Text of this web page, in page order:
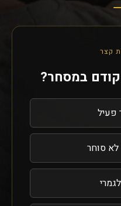
קצר
קודם במסחר?
פעיל
לא סוחר